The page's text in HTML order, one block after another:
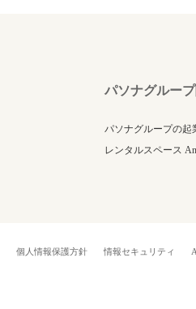
パソナグルー
パソナグループの起
レンタルスペース
個人情報保護方針 情報セキュリティ